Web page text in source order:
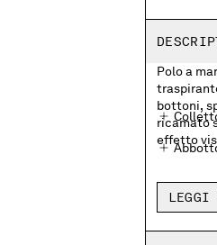
Polo a
bottoni,
ricamato
effetto
Logo